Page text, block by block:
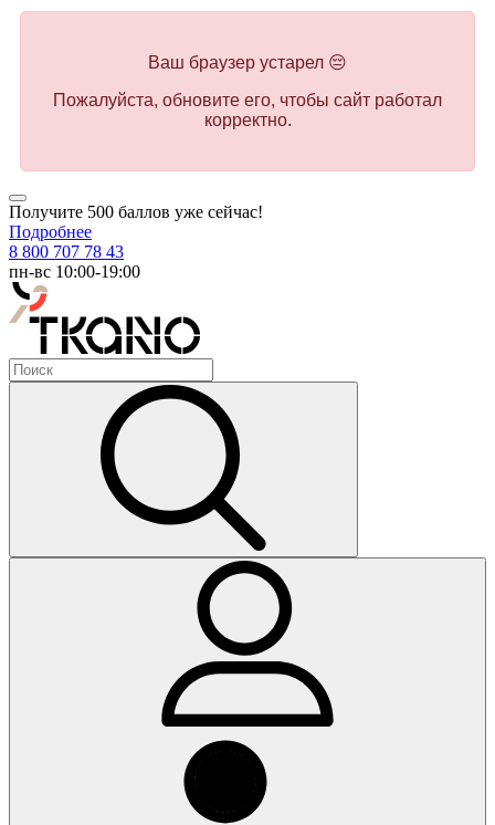
Ваш браузер устарел 😔
Пожалуйста, обновите его, чтобы сайт работал
корректно.
Получите 500 баллов уже сейчас!
Подробнее
8 800 707 78 43
пн-вс 10:00-19:00